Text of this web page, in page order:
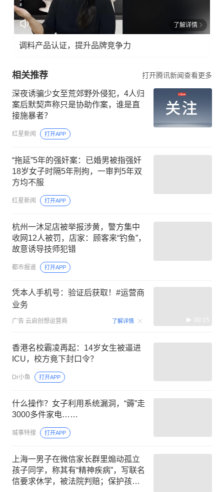
了解详情
调料产品认证，提升品牌竞争力
相关推荐 打开腾讯新闻查看更多
深夜诱骗少女至荒郊野外侵犯，4人归
案后默契声称只是协助作案，谁是直
接施暴者？
红星新闻 打开APP
“拖延”5年的强奸案：已婚男被指强奸
18岁女子时隔5年刑拘，一审判5年双
方均不服
红星新闻 打开APP
杭州一沐足店被举报涉黄，警方集中
收网12人被罚，店家：顾客来“钓鱼”，
故意诱导技师犯错
都市报道 打开APP
凭本人手机号：验证后获取！#运营商
业务
广告 云启创想运营商 了解详情 00:15
香港名校霸凌再起：14岁女生被逼进
ICU，校方竟下封口令？
Dr小鱼 打开APP
什么操作？女子利用系统漏洞，“薅”走
3000多件家电……
城事特搜 打开APP
上海一男子在微信家长群里煽动孤立
孩子同学，称其有“精神疾病”，写联名
信要求休学，被法院判赔；保护孩子